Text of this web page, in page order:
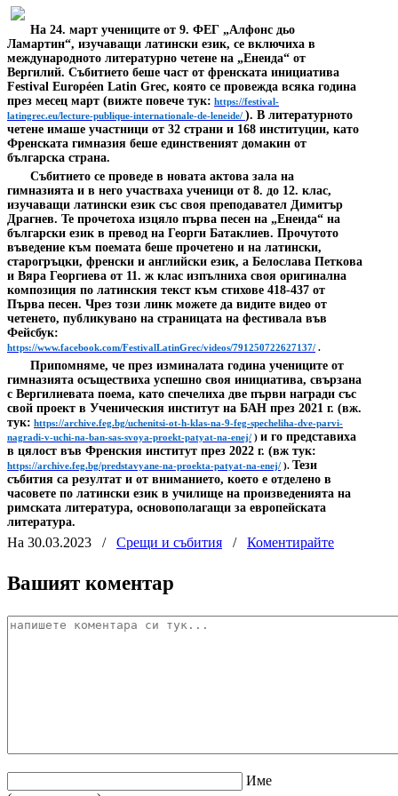
На 24. март учениците от 9. ФЕГ „Алфонс дьо
Ламартин“, изучаващи латински език, се включиха в
международното литературно четене на „Енеида“ от
Вергилий. Събитието беше част от френската инициатива
Festival Européen Latin Grec, която се провежда всяка година
през месец март (вижте повече тук: https://festival-
latingrec.eu/lecture-publique-internationale-de-leneide/ ). В литературното
четене имаше участници от 32 страни и 168 институции, като
Френската гимназия беше единственият домакин от
българска страна.
Събитието се проведе в новата актова зала на
гимназията и в него участваха ученици от 8. до 12. клас,
изучаващи латински език със своя преподавател Димитър
Драгнев. Те прочетоха изцяло първа песен на „Енеида“ на
български език в превод на Георги Батаклиев. Прочутото
въведение към поемата беше прочетено и на латински,
старогръцки, френски и английски език, а Белослава Петкова
и Вяра Георгиева от 11. ж клас изпълниха своя оригинална
композиция по латинския текст към стихове 418-437 от
Първа песен. Чрез този линк можете да видите видео от
четенето, публикувано на страницата на фестивала във
Фейсбук:
https://www.facebook.com/FestivalLatinGrec/videos/791250722627137/ .
Припомняме, че през изминалата година учениците от
гимназията осъществиха успешно своя инициатива, свързана
с Вергилиевата поема, като спечелиха две първи награди със
свой проект в Ученическия институт на БАН през 2021 г. (вж.
тук: https://archive.feg.bg/uchenitsi-ot-h-klas-na-9-feg-specheliha-dve-parvi-
nagradi-v-uchi-na-ban-sas-svoya-proekt-patyat-na-enej/ ) и го представиха
в цялост във Френския институт през 2022 г. (вж тук:
https://archive.feg.bg/predstavyane-na-proekta-patyat-na-enej/ ). Тези
събития са резултат и от вниманието, което е отделено в
часовете по латински език в училище на произведенията на
римската литература, основополагащи за европейската
литература.
На 30.03.2023 / Срещи и събития / Коментирайте
Вашият коментар
Име